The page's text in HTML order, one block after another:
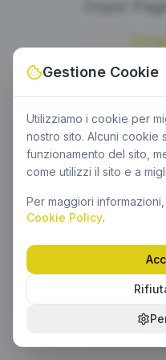
Gestione Cookie
Utilizziamo i cookie per
nostro sito. Alcuni cookie
funzionamento del sito,
come utilizzi il sito e a
Per maggiori
Cookie Policy.